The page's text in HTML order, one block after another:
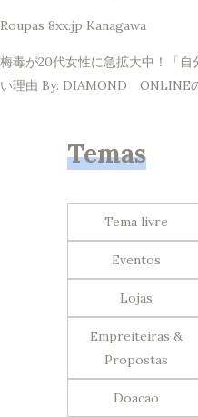
Roupas 8xx.jp Kanagawa
梅毒が20代女性に急拡大中！「
い理由 By: DIAMOND ONLINE
Temas
Tema livre
Eventos
Lojas
Empreiteiras &
Propostas
Doacao